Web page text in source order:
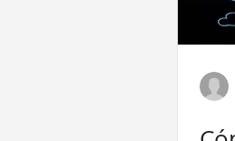
Control y facturación para